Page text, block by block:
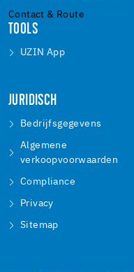
Contact & Route
TOOLS
UZIN App
JURIDISCH
Bedrijfsgegevens
Algemene
verkoopvoorwaarden
Compliance
Privacy
Sitemap